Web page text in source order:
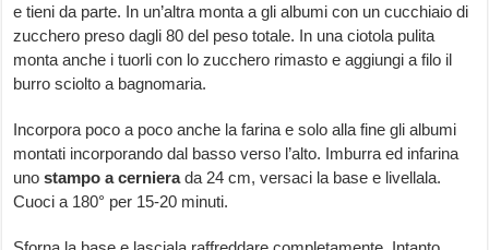
e tieni da parte. In un’altra monta a gli albumi con un cucchiaio di
zucchero preso dagli 80 del peso totale. In una ciotola pulita
monta anche i tuorli con lo zucchero rimasto e aggiungi a filo il
burro sciolto a bagnomaria.
Incorpora poco a poco anche la farina e solo alla fine gli albumi
montati incorporando dal basso verso l’alto. Imburra ed infarina
unostampo a cernierada 24 cm, versaci la base e livellala.
Cuoci a 180° per 15-20 minuti.